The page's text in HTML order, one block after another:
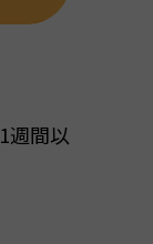
週間以